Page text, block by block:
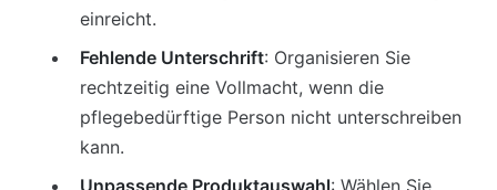
einreicht.
Fehlende Unterschrift: Organisieren Sie
rechtzeitig eine Vollmacht, wenn die
pflegebedürftige Person nicht unterschreiben
kann.
Unpassende Produktauswahl: Wählen Sie